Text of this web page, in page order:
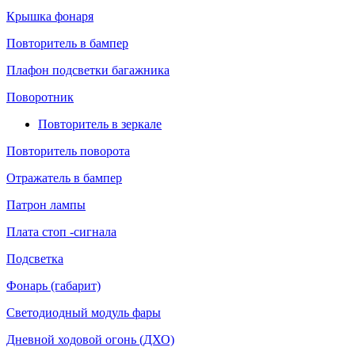
Крышка фонаря
Повторитель в бампер
Плафон подсветки багажника
Поворотник
Повторитель в зеркале
Повторитель поворота
Отражатель в бампер
Патрон лампы
Плата стоп -сигнала
Подсветка
Фонарь (габарит)
Светодиодный модуль фары
Дневной ходовой огонь (ДХО)